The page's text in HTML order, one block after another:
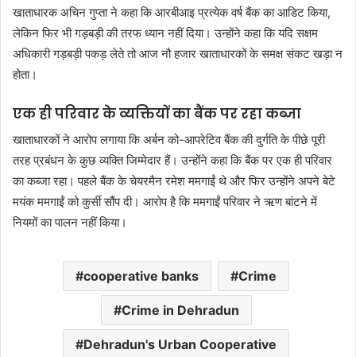
खाताधारक अचिन गुप्ता ने कहा कि आरबीआइ प्रत्येक वर्ष बैंक का आडिट किया,
लेकिन फिर भी गड़बड़ी की तरफ ध्यान नहीं दिया। उन्होंने कहा कि यदि सक्षम
अधिकारी गड़बड़ी पकड़ लेते तो आज नौ हजार खाताधारकों के समक्ष संकट खड़ा न
होता।
एक ही परिवार के व्यक्तियों का बैंक पर रहा कब्जा
खाताधारकों ने आरोप लगाया कि अर्बन को-आपरेटिव बैंक की दुर्गति के पीछे पूरी
तरह प्रबंधन के कुछ व्यक्ति जिम्मेदार हैं। उन्होंने कहा कि बैंक पर एक ही परिवार
का कब्जा रहा। पहले बैंक के चेयरमैन रमेश ममगाईं थे और फिर उन्होंने अपने बेटे
मयंक ममगाईं को कुर्सी सौंप दी। आरोप है कि ममगाईं परिवार ने ऋण बांटने में
नियमों का पालन नहीं किया।
cooperative banks Crime
Crime in Dehradun
Dehradun's Urban Cooperative